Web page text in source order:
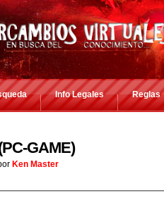
Info Legales Reglas
GAME)
Ken Master